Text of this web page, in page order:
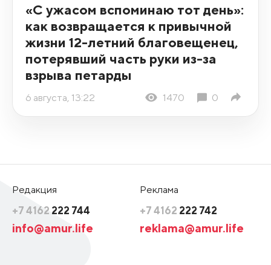
«С ужасом вспоминаю тот день»:
как возвращается к привычной
жизни 12-летний благовещенец,
потерявший часть руки из-за
взрыва петарды
6 августа, 13:22 1470 0
Редакция
+7 4162 222 744
info@amur.life
Реклама
+7 4162 222 742
reklama@amur.life